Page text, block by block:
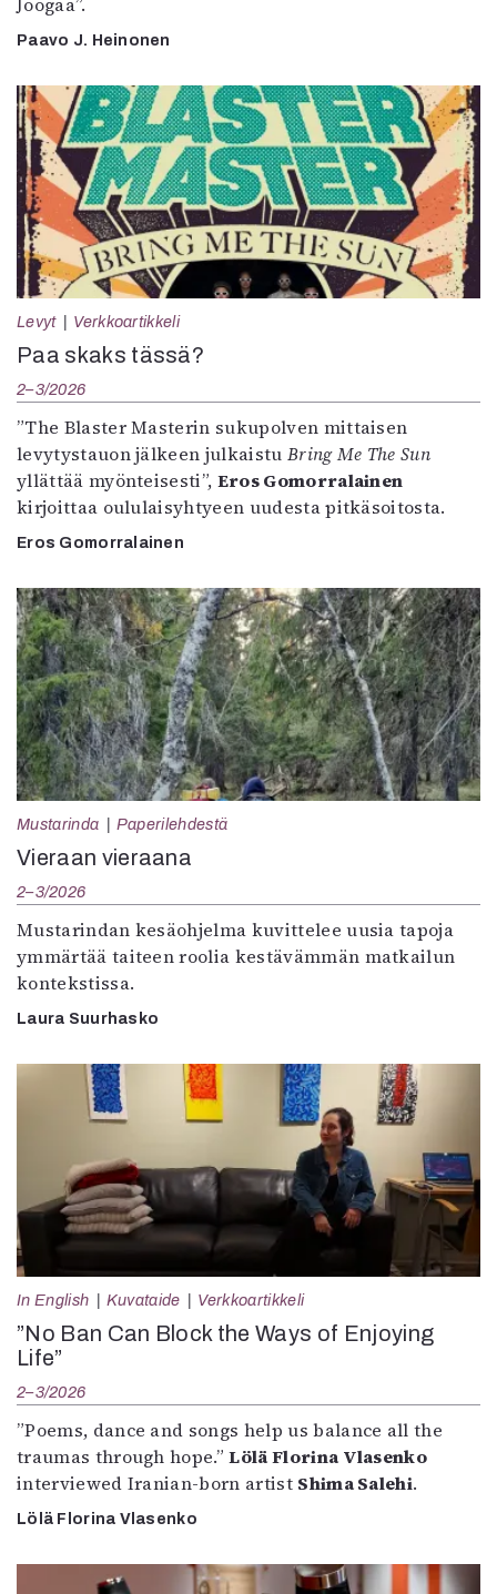
Paavo J. Heinonen
Levyt Verkkoartikkeli
Paa skaks tässä?
2–3/2026
”The Blaster Masterin sukupolven mittaisen
levytystauon jälkeen julkaistu Bring Me The Sun
yllättää myönteisesti”, Eros Gomorralainen
kirjoittaa oululaisyhtyeen uudesta pitkäsoitosta.
Eros Gomorralainen
Mustarinda Paperilehdestä
Vieraan vieraana
2–3/2026
Mustarindan kesäohjelma kuvittelee uusia tapoja
ymmärtää taiteen roolia kestävämmän matkailun
kontekstissa.
Laura Suurhasko
In English Kuvataide Verkkoartikkeli
”No Ban Can Block the Ways of Enjoying
Life”
2–3/2026
”Poems, dance and songs help us balance all the
traumas through hope.”Lölä Florina Vlasenko
interviewed Iranian-born artist Shima Salehi.
Lölä Florina Vlasenko